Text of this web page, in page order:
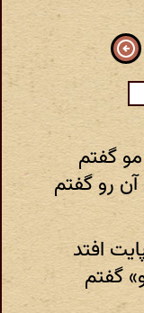
گفتم
رو گفتم
افتد
گفتم